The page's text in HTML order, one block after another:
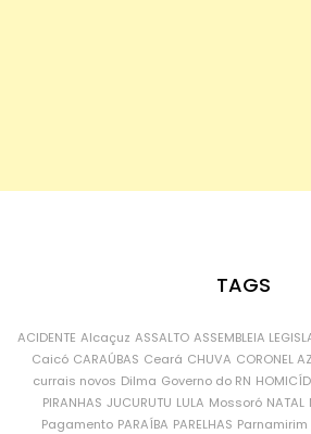
TAGS
ACIDENTE Alcaçuz ASSALTO ASSEMBLEIA
Caicó CARAÚBAS Ceará CHUVA CORONEL
currais novos Dilma Governo do RN
PIRANHAS JUCURUTU LULA Mossoró NATAL
Pagamento PARAÍBA PARELHAS Parnamirim